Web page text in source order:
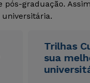
graduação.
Trilhas
sua